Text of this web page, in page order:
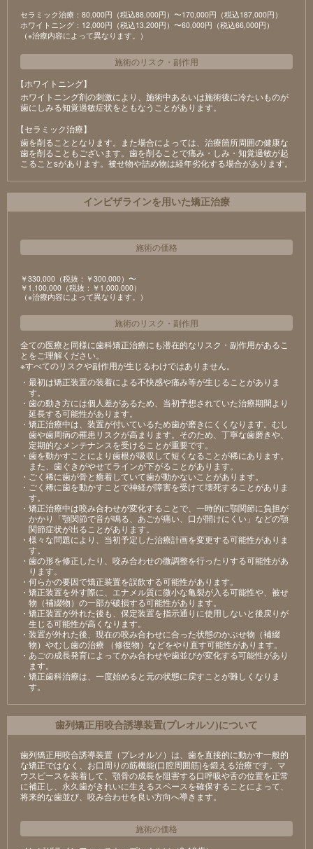
セラミック治療：80,000円（税込88,000円）〜170,000円（税込187,000円）
ホワイトニング：12,000円（税込13,200円）〜60,000円（税込66,000円）
（※治療内容によって異なります。）
施術のリスク ・ 副作用
【ホワイトニング】
ホワイトニング剤の刺激により、施術中あるいは施術後に冷たいものが
⻭にしみる知覚過敏症状をともなうことがあります。
【セラミック治療】
⻭を削ることとなります。また場合によっては、治療箇所周囲の健康な
⻭を削ることもございます。⻭を削ることで痛み・しみ・知覚過敏が起
こることsがあります。被せ物や詰め物は経年劣化する場合があります。
インビザラインを用いた矯正治療
施術の価格
￥330,000（税抜：￥300,000）〜
￥1,100,000（税抜：￥1,000,000）
（※治療内容によって異なります。）
施術のリスク ・ 副作用
全ての医療と同様に歯科矯正治療にも潜在的なリスク・副作用があるこ
とをご理解ください。
※すべてのリスクや副作用が生じるわけではありません。
・最初は矯正装置の装着による不快感や痛み等が生じることがありま
す。
・歯の動き方には個人差があるため、当初予想されていた治療期間より
延長する可能性があります。
・矯正治療中は、装置が付いているため歯が磨きにくくなります。むし
歯や歯周病の罹患リスクが高まります。そのため、丁寧な歯磨きや、
定期的なメンテナンスを受けることが重要です。
・歯を動かすことにより歯根が吸収して短くなることが稀にあります。
また、歯ぐきがやせてラインが下がることがあります。
・ごく稀に歯が骨と癒着していて歯が動かないことがあります。
・ごく稀に歯を動かすことで神経が障害を受けて壊死することがありま
す。
・矯正治療中は咬み合わせが変化することで、一時的に顎関節に負担が
かかり「顎関節で音が鳴る、あごが痛い、口が開けにくい」などの顎
関節症状が出ることがあります。
・様々な問題により、当初予定した治療計画を変更する可能性がありま
す。
・歯の形を修正したり、咬み合わせの微調整を行ったりする可能性があ
ります。
・何らかの要因で矯正装置を誤飲する可能性があります。
・矯正装置を外す際に、エナメル質に微小な亀裂が入る可能性や、被せ
物（補綴物）の一部が破損する可能性があります。
・矯正装置が外れた後も、保定装置を指示通りに使用しないと後戻りが
生じる可能性が高くなります。
・装置が外れた後、現在の咬み合わせに合った状態のかぶせ物（補綴
物）やむし歯の治療 （修復物）などをやり直す可能性があります。
・あごの成長発育によってかみ合わせや歯並びが変化する可能性があり
ます。
・矯正歯科治療は、一度始めると元の状態に戻すことが難しくなりま
す。
⻭列矯正⽤咬合誘導装置(プレオルソ)について
歯列矯正用咬合誘導装置（プレオルソ）は、歯を直接的に動かす一般的
な矯正ではなく、お口周りの筋機能(口腔周囲筋)を鍛える治療です。マ
ウスピースを装着して、顎骨の成長を阻害する口呼吸や舌の位置を正常
に補正し、永久歯がきれいに生えるスペースを確保することによって、
将来的な歯並び、咬み合わせを良い方向へ導きます。
施術の価格